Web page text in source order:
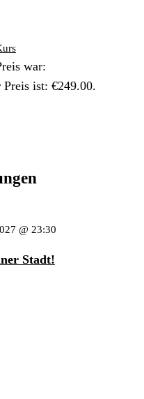
war:
ist: €249.00.
@ 23:30
Stadt!